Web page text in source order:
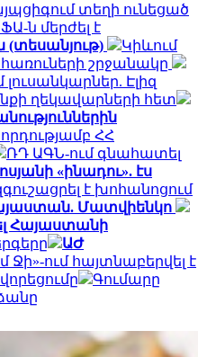
տեղի ունեցած
ն մերժել է
(տեսանյութ)
Կիևում
շրջանակը
Էլիզ
ղեկավարների հետ
ՀՀ
ՌԴ ԱԳՆ-ում գնահատել
«ինադու». էս
է խոհանոցում
Մատվիենկո
Հայաստանի
ԱԺ
Ջի»-ում հայտնաբերվել է
Գումարը